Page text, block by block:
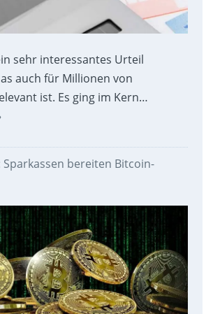
sehr interessantes Urteil
auch für Millionen von
ist. Es ging im Kern…
Sparkassen bereiten Bitcoin-